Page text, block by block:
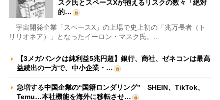
スク氏とスペースXが抱えるリスクの数々「絶対
的…
宇宙開発企業「スペースX」の上場で史上初の「兆万長者（ト
リリオネア）」となったイーロン・マスク氏。…
【3メガバンクは純利益5兆円超】銀行、商社、ゼネコンは最高
益続出の一方で、中小企業・…
急増する中国企業の“国籍ロンダリング” SHEIN、TikTok、
Temu…本社機能を海外に移転させ…